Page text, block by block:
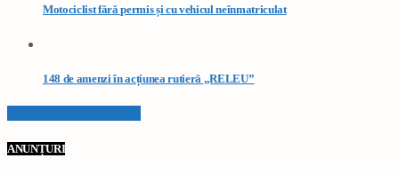
Motociclist fără permis și cu vehicul neînmatriculat
148 de amenzi în acțiunea rutieră „RELEU”
ANUNȚURI